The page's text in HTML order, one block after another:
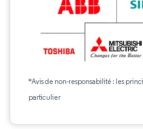
*Avis de non-responsabilité : les
particulier